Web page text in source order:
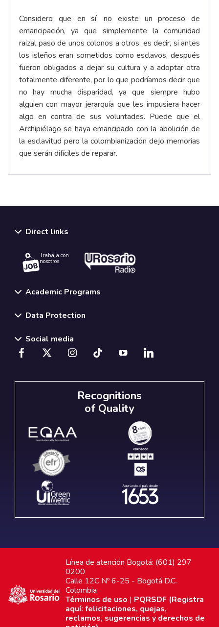
Considero que en sí, no existe un proceso de
emancipación, ya que simplemente la comunidad
raizal paso de unos colonos a otros, es decir, si antes
los isleños eran sometidos como esclavos, después
fueron obligados a dejar su cultura y a adoptar otra
totalmente diferente, por lo que podríamos decir que
no hay mucha disparidad, ya que siempre hubo
alguien con mayor jerarquía que les impusiera hacer
algo en contra de sus voluntades. Puede que el
Archipiélago se haya emancipado con la abolición de
la esclavitud pero la colombianización dejo memorias
que serán difíciles de reparar.
Direct links
Trabaja con
nosotros.
Academic Programs
Data Protection
Social media
Recognitions
of Quality
Línea de atención Bogotá: (601) 297
0200
Calle 12C Nº 6-25 - Bogotá D.C.
Colombia
Términos de uso | PQRSDF (Registra
aquí: felicitaciones, quejas,
reclamos, sugerencias y derechos de